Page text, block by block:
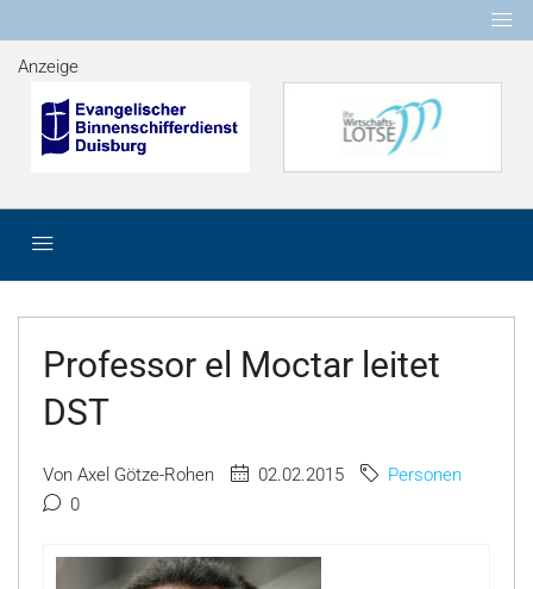
Anzeige
Professor el Moctar leitet
DST
Von Axel Götze-Rohen 02.02.2015
Personen
0